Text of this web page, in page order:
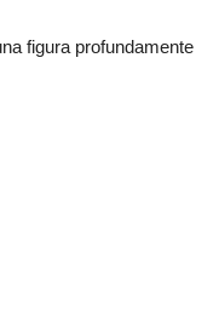
figura profundamente